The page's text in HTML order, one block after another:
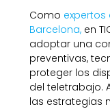
Como
Barcelona,en
adoptar una
preventivas,
proteger los
del teletrabajo.
las estrategias